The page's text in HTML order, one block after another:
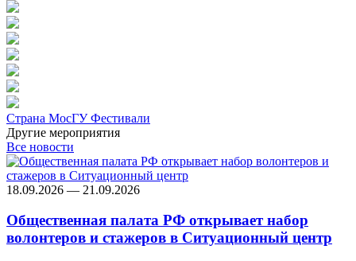
Страна МосГУФестивали
Другие мероприятия
Все новости
18.09.2026 — 21.09.2026
Общественная палата РФ открывает набор
волонтеров и стажеров в Ситуационный центр